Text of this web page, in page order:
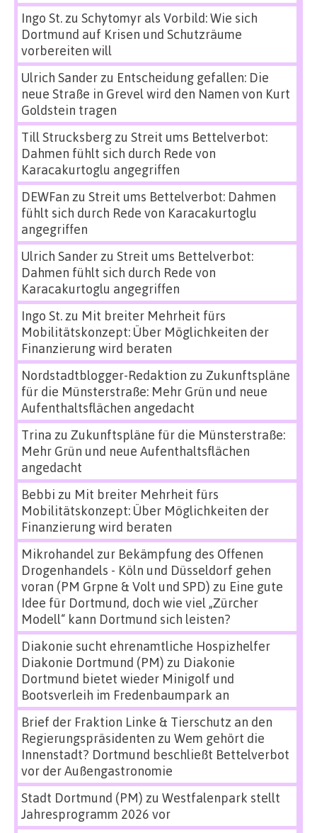
Ingo St.zu Schytomyr als Vorbild: Wie sich
Dortmund auf Krisen und Schutzräume
vorbereiten will
Ulrich Sanderzu Entscheidung gefallen: Die
neue Straße in Grevel wird den Namen von Kurt
Goldstein tragen
Till Strucksbergzu Streit ums Bettelverbot:
Dahmen fühlt sich durch Rede von
Karacakurtoglu angegriffen
DEWFan zu Streit ums Bettelverbot: Dahmen
fühlt sich durch Rede von Karacakurtoglu
angegriffen
Ulrich Sanderzu Streit ums Bettelverbot:
Dahmen fühlt sich durch Rede von
Karacakurtoglu angegriffen
Ingo St.zu Mit breiter Mehrheit fürs
Mobilitätskonzept: Über Möglichkeiten der
Finanzierung wird beraten
Nordstadtblogger-Redaktion zu Zukunftspläne
für die Münsterstraße: Mehr Grün und neue
Aufenthaltsflächen angedacht
Trina zu Zukunftspläne für die Münsterstraße:
Mehr Grün und neue Aufenthaltsflächen
angedacht
Bebbi zu Mit breiter Mehrheit fürs
Mobilitätskonzept: Über Möglichkeiten der
Finanzierung wird beraten
Mikrohandel zur Bekämpfung des Offenen
Drogenhandels - Köln und Düsseldorf gehen
voran (PM Grpne & Volt und SPD) zu Eine gute
Idee für Dortmund, doch wie viel „Zürcher
Modell“ kann Dortmund sich leisten?
Diakonie sucht ehrenamtliche Hospizhelfer
Diakonie Dortmund (PM) zu Diakonie
Dortmund bietet wieder Minigolf und
Bootsverleih im Fredenbaumpark an
Brief der Fraktion Linke & Tierschutz an den
Regierungspräsidenten zu Wem gehört die
Innenstadt? Dortmund beschließt Bettelverbot
vor der Außengastronomie
Stadt Dortmund (PM) zu Westfalenpark stellt
Jahresprogramm 2026 vor